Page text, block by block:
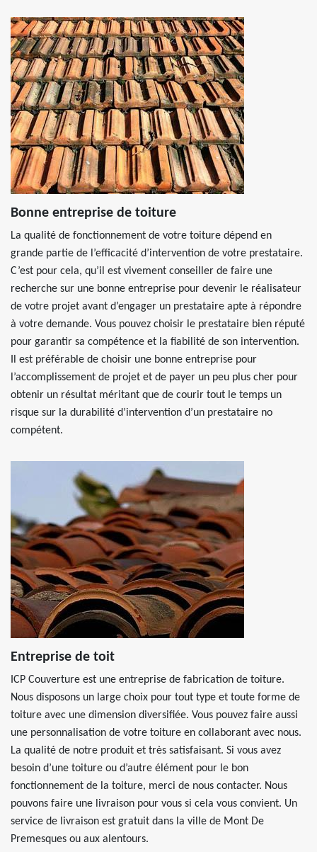
Bonne entreprise de toiture
La qualité de fonctionnement de votre toiture dépend en
grande partie de l’efficacité d’intervention de votre prestataire.
C’est pour cela, qu’il est vivement conseiller de faire une
recherche sur une bonne entreprise pour devenir le réalisateur
de votre projet avant d’engager un prestataire apte à répondre
à votre demande. Vous pouvez choisir le prestataire bien réputé
pour garantir sa compétence et la fiabilité de son intervention.
Il est préférable de choisir une bonne entreprise pour
l’accomplissement de projet et de payer un peu plus cher pour
obtenir un résultat méritant que de courir tout le temps un
risque sur la durabilité d’intervention d’un prestataire no
compétent.
Entreprise de toit
ICP Couverture est une entreprise de fabrication de toiture.
Nous disposons un large choix pour tout type et toute forme de
toiture avec une dimension diversifiée. Vous pouvez faire aussi
une personnalisation de votre toiture en collaborant avec nous.
La qualité de notre produit et très satisfaisant. Si vous avez
besoin d’une toiture ou d’autre élément pour le bon
fonctionnement de la toiture, merci de nous contacter. Nous
pouvons faire une livraison pour vous si cela vous convient. Un
service de livraison est gratuit dans la ville de Mont De
Premesques ou aux alentours.